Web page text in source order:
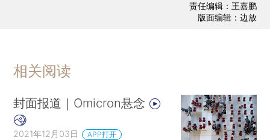
责任编辑：王嘉鹏
版面编辑：边放
相关阅读
封面报道｜Omicron悬念
2021年12月03日 APP打开